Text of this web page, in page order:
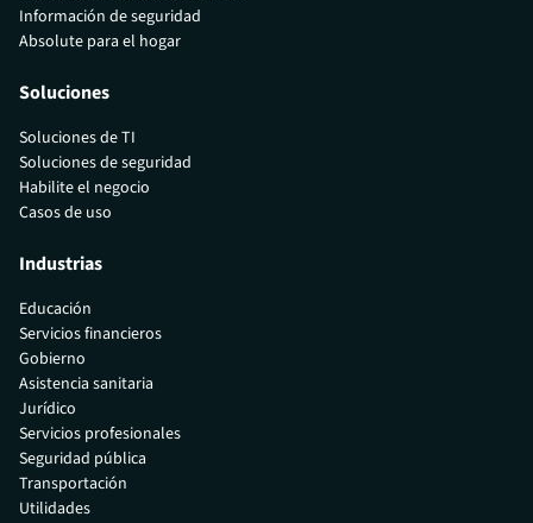
Información de seguridad
Absolute para el hogar
Soluciones
Soluciones de TI
Soluciones de seguridad
Habilite el negocio
Casos de uso
Industrias
Educación
Servicios financieros
Gobierno
Asistencia sanitaria
Jurídico
Servicios profesionales
Seguridad pública
Transportación
Utilidades